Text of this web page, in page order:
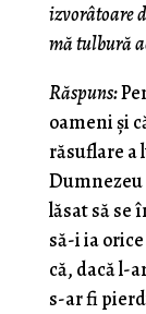
izvorâtoare
mă tulbură
Răspuns:
oameni şi
răsuflare a
Dumnezeu
lăsat să se
să-i ia
că, dacă l-
s-ar fi